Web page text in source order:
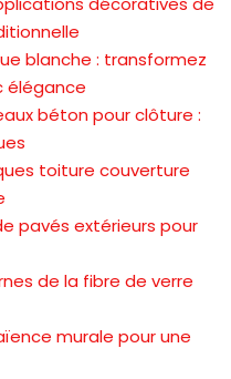
blanche : transformez
élégance
béton pour clôture :
toiture couverture
pavés extérieurs pour
de la fibre de verre
murale pour une